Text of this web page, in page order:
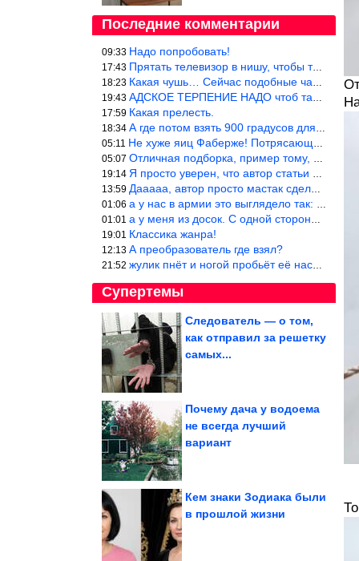
Последние комментарии
09:33 Надо попробовать!
17:43 Прятать телевизор в нишу, чтобы тепло от ТВ не отводилось и теле
18:23 Какая чушь… Сейчас подобные часы в магазине стоят меньше 10 долл
19:43 АДСКОЕ ТЕРПЕНИЕ НАДО чтоб такое вышить
17:59 Какая прелесть.
18:34 А где потом взять 900 градусов для обжига?
05:11 Не хуже яиц Фаберже! Потрясающе!!! Молодчина....!!!
05:07 Отличная подборка, пример тому, чем можно и сейчас заниматься…
19:14 Я просто уверен, что автор статьи никогда не будет использовать
13:59 Дааааа, автор просто мастак сделать интригу на ровном месте! А н
01:06 а у нас в армии это выглядело так: снизу полозья из сваренные тр
01:01 а у меня из досок. С одной стороны сарай, а другая половина — ду
19:01 Классика жанра!
12:13 А преобразователь где взял?
21:52 жулик пнёт и ногой пробьёт её насквозь. Но даже если и никогда н
Супертемы
Где взять смелость,
Следователь — о том,
как отправил за решетку
самых...
Почему дача у водоема
не всегда лучший
вариант
Кем знаки Зодиака были
в прошлой жизни